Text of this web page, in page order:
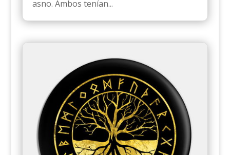
asno. Ambos tenían...